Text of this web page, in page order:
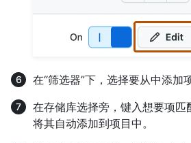
在“筛选器”下，选择要从中添加
在存储库选择旁，键入想要项匹
将其自动添加到项目中。